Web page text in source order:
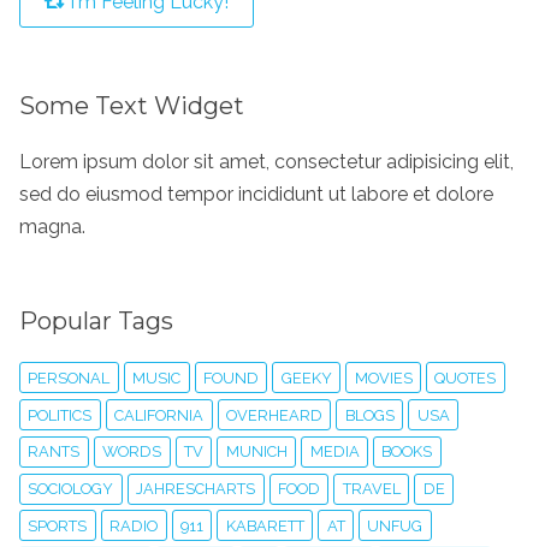
Some Text Widget
Lorem ipsum dolor sit amet, consectetur adipisicing elit,
sed do eiusmod tempor incididunt ut labore et dolore
magna.
Popular Tags
PERSONAL MUSIC FOUND GEEKY MOVIES QUOTES
POLITICS CALIFORNIA OVERHEARD BLOGS USA
RANTS WORDS TV MUNICH MEDIA BOOKS
SOCIOLOGY JAHRESCHARTS FOOD TRAVEL DE
SPORTS RADIO 911 KABARETT AT UNFUG